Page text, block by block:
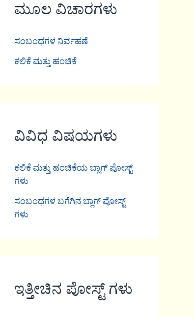
ಮೂಲ ವಿಚಾರಗಳು
ಸಂಬಂಧಗಳ ನಿರ್ವಹಣೆ
ಕಲಿಕೆ ಮತ್ತು ಹಂಚಿಕೆ
ವಿವಿಧ ವಿಷಯಗಳು
ಕಲಿಕೆ ಮತ್ತು ಹಂಚಿಕೆಯ ಬ್ಲಾಗ್ ಪೋಸ್ಟ್
ಗಳು
ಸಂಬಂಧಗಳ ಬಗೆಗಿನ ಬ್ಲಾಗ್ ಪೋಸ್ಟ್
ಗಳು
ಇತ್ತೀಚಿನ ಪೋಸ್ಟ್ ಗಳು